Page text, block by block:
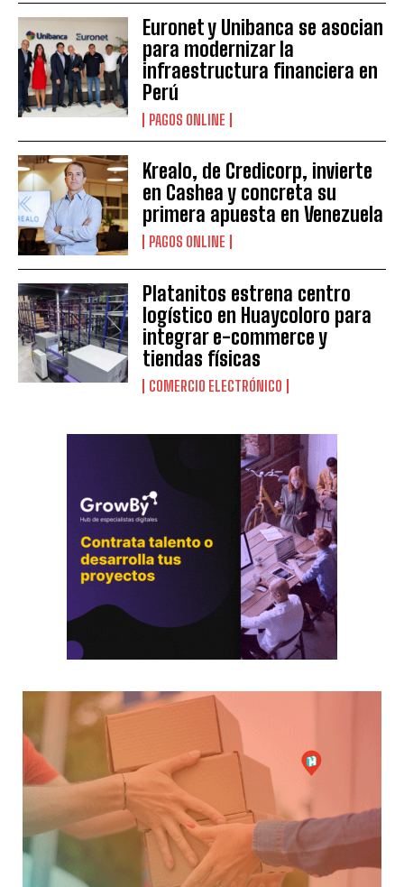
Euronet y Unibanca se asocian
para modernizar la
infraestructura financiera en
Perú
PAGOS ONLINE
Krealo, de Credicorp, invierte
en Cashea y concreta su
primera apuesta en Venezuela
PAGOS ONLINE
Platanitos estrena centro
logístico en Huaycoloro para
integrar e-commerce y
tiendas físicas
COMERCIO ELECTRÓNICO